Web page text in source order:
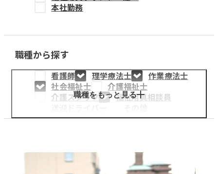
姫路中央保育園
採用情報
医療・介護事業
募集職種
お知らせ
本社勤務
職種から探す
看護師 理学療法士
作業療法士
社会福祉士
介護福祉士
介護スタッフ
福祉用具相談員
職種をもっと見る